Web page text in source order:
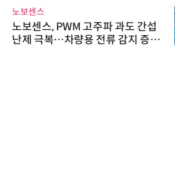
노보센스
노보센스, PWM 고주파 과도 간섭
난제 극복…차량용 전류 감지 증폭